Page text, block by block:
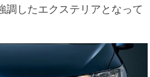
調したエクステリアとなって